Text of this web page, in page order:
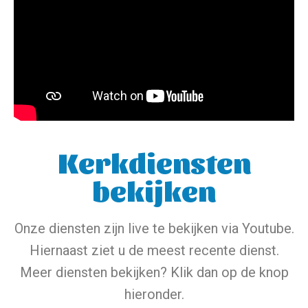
Kerkdiensten
bekijken
Onze diensten zijn live te bekijken via Youtube.
Hiernaast ziet u de meest recente dienst.
Meer diensten bekijken? Klik dan op de knop
hieronder.